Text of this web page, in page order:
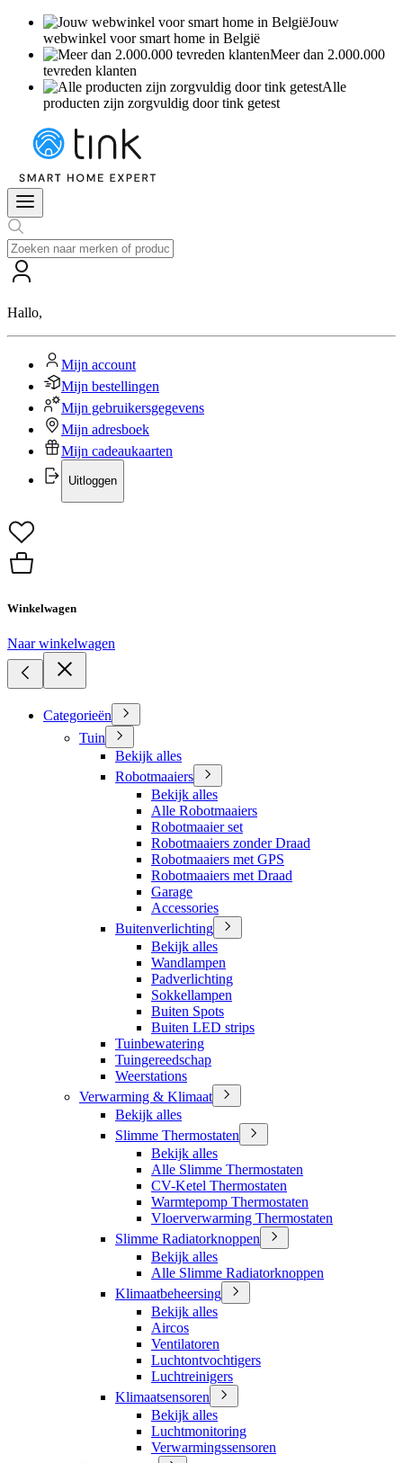
Jouw
webwinkel voor smart home in België
Meer dan 2.000.000
tevreden klanten
Alle
producten zijn zorgvuldig door tink getest
Hallo,
Mijn account
Mijn bestellingen
Mijn gebruikersgegevens
Mijn adresboek
Mijn cadeaukaarten
Uitloggen
Winkelwagen
Naar winkelwagen
Categorieën
Tuin
Bekijk alles
Robotmaaiers
Bekijk alles
Alle Robotmaaiers
Robotmaaier set
Robotmaaiers zonder Draad
Robotmaaiers met GPS
Robotmaaiers met Draad
Garage
Accessories
Buitenverlichting
Bekijk alles
Wandlampen
Padverlichting
Sokkellampen
Buiten Spots
Buiten LED strips
Tuinbewatering
Tuingereedschap
Weerstations
Verwarming & Klimaat
Bekijk alles
Slimme Thermostaten
Bekijk alles
Alle Slimme Thermostaten
CV-Ketel Thermostaten
Warmtepomp Thermostaten
Vloerverwarming Thermostaten
Slimme Radiatorknoppen
Bekijk alles
Alle Slimme Radiatorknoppen
Klimaatbeheersing
Bekijk alles
Aircos
Ventilatoren
Luchtontvochtigers
Luchtreinigers
Klimaatsensoren
Bekijk alles
Luchtmonitoring
Verwarmingssensoren